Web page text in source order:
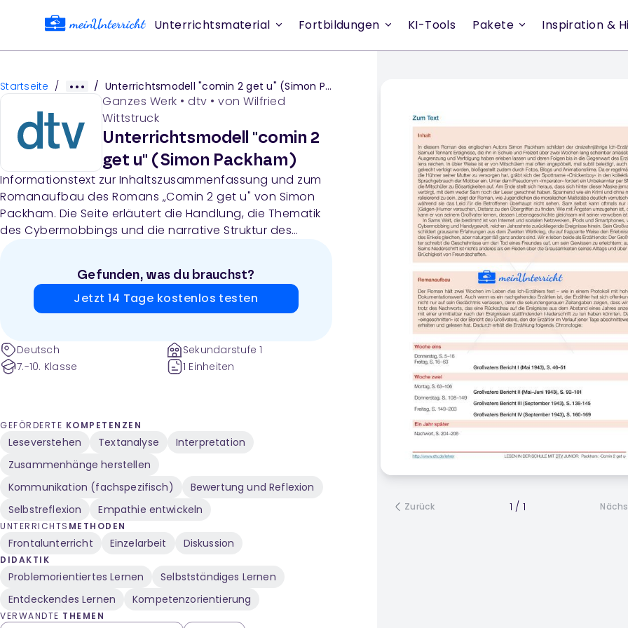
Unterrichtsmaterial Fortbildungen KI-Tools Pakete Inspiration &
Startseite / / Unterrichtsmodell "comin 2 get u" (Simon Packham)
Ganzes Werk • dtv • von Wilfried
Wittstruck
Unterrichtsmodell "comin 2
get u" (Simon Packham)
Informationstext zur Inhaltszusammenfassung und zum
Romanaufbau des Romans „Comin 2 get u" von Simon
Packham. Die Seite erläutert die Handlung, die Thematik
des Cybermobbings und die narrative Struktur des
Gefunden, was du brauchst?
Jetzt 14 Tage kostenlos testen
Deutsch
7.-10. Klasse
Sekundarstufe 1
1 Einheiten
GEFÖRDERTE KOMPETENZEN
Leseverstehen Textanalyse
Interpretation
Zusammenhänge herstellen
Kommunikation (fachspezifisch)
Bewertung und Reflexion
Selbstreflexion
Empathie entwickeln
UNTERRICHTS METHODEN
Frontalunterricht Einzelarbeit Diskussion
DIDAKTIK
Problemorientiertes Lernen
Selbstständiges Lernen
Entdeckendes Lernen
Kompetenzorientierung
VERWANDTE THEMEN
Zurück 1 / 1